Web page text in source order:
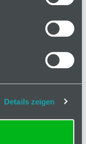
Details zeigen